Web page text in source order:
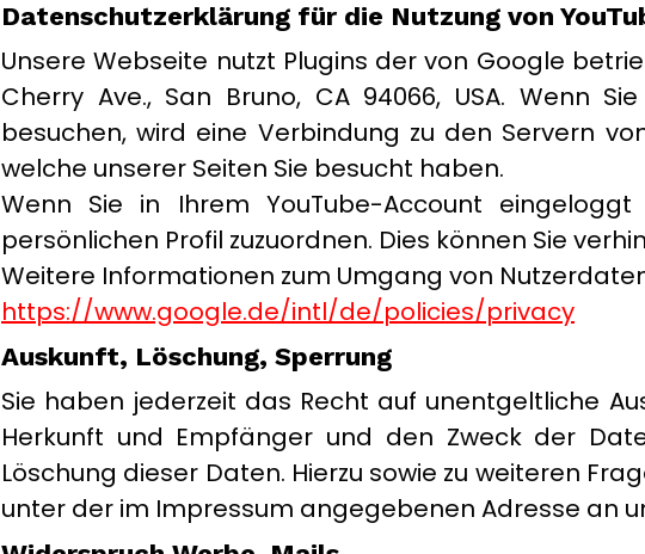
Datenschutzerklärung für die Nutzung von
Unsere Webseite nutzt Plugins der von Google
Cherry Ave., San Bruno, CA 94066, USA. Wenn
besuchen, wird eine Verbindung zu den Servern
welche unserer Seiten Sie besucht haben.
Wenn Sie in Ihrem YouTube-Account
persönlichen Profil zuzuordnen. Dies können Sie
Weitere Informationen zum Umgang von
https://www.google.de/intl/de/policies/privacy
Auskunft, Löschung, Sperrung
Sie haben jederzeit das Recht auf unentgeltliche
Herkunft und Empfänger und den Zweck der
Löschung dieser Daten. Hierzu sowie zu weiteren
unter der im Impressum angegebenen Adresse an